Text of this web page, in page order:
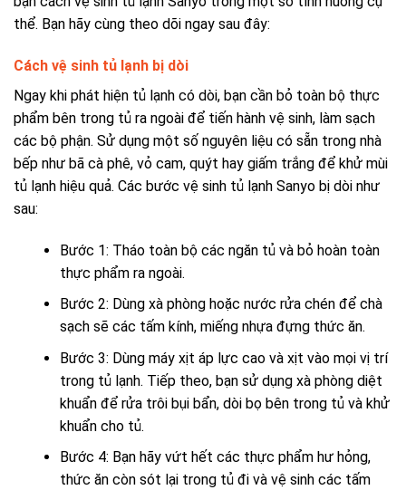
thể. Bạn hãy cùng theo dõi ngay sau đây:
Cách vệ sinh tủ lạnh bị dòi
Ngay khi phát hiện tủ lạnh có dòi, bạn cần bỏ toàn bộ thực
phẩm bên trong tủ ra ngoài để tiến hành vệ sinh, làm sạch
các bộ phận. Sử dụng một số nguyên liệu có sẵn trong nhà
bếp như bã cà phê, vỏ cam, quýt hay giấm trắng để khử mùi
tủ lạnh hiệu quả. Các bước vệ sinh tủ lạnh Sanyo bị dòi như
sau:
Bước 1: Tháo toàn bộ các ngăn tủ và bỏ hoàn toàn
thực phẩm ra ngoài.
Bước 2: Dùng xà phòng hoặc nước rửa chén để chà
sạch sẽ các tấm kính, miếng nhựa đựng thức ăn.
Bước 3: Dùng máy xịt áp lực cao và xịt vào mọi vị trí
trong tủ lạnh. Tiếp theo, bạn sử dụng xà phòng diệt
khuẩn để rửa trôi bụi bẩn, dòi bọ bên trong tủ và khử
khuẩn cho tủ.
Bước 4: Bạn hãy vứt hết các thực phẩm hư hỏng,
thức ăn còn sót lại trong tủ đi và vệ sinh các tấm